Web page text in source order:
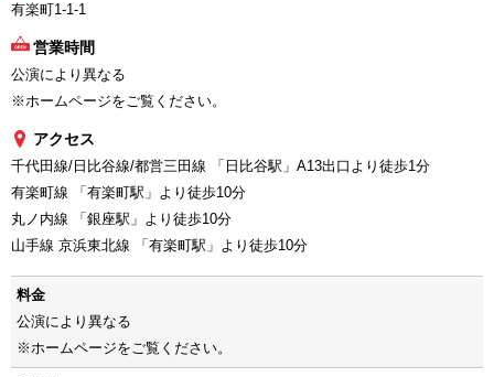
有楽町1-1-1
営業時間
公演により異なる
※ホームページをご覧ください。
アクセス
千代田線/日比谷線/都営三田線 「日比谷駅」A13出口より徒歩1分
有楽町線 「有楽町駅」より徒歩10分
丸ノ内線 「銀座駅」より徒歩10分
山手線 京浜東北線 「有楽町駅」より徒歩10分
料金
公演により異なる
※ホームページをご覧ください。